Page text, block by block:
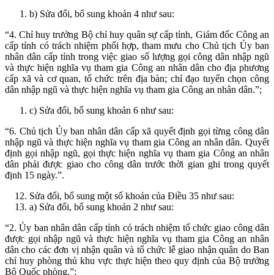
b) Sửa đổi, bổ sung khoản 4 như sau:
“4. Chỉ huy trưởng Bộ chỉ huy quân sự cấp tỉnh, Giám đốc Công an
cấp tỉnh có trách nhiệm phối hợp, tham mưu cho Chủ tịch Ủy ban
nhân dân cấp tỉnh trong việc giao số lượng gọi công dân nhập ngũ
và thực hiện nghĩa vụ tham gia Công an nhân dân cho địa phương
cấp xã và cơ quan, tổ chức trên địa bàn; chỉ đạo tuyển chọn công
dân nhập ngũ và thực hiện nghĩa vụ tham gia Công an nhân dân.”;
c) Sửa đổi, bổ sung khoản 6 như sau:
“6. Chủ tịch Ủy ban nhân dân cấp xã quyết định gọi từng công dân
nhập ngũ và thực hiện nghĩa vụ tham gia Công an nhân dân. Quyết
định gọi nhập ngũ, gọi thực hiện nghĩa vụ tham gia Công an nhân
dân phải được giao cho công dân trước thời gian ghi trong quyết
định 15 ngày.”.
Sửa đổi, bổ sung một số khoản của Điều 35 như sau:
a) Sửa đổi, bổ sung khoản 2 như sau:
“2. Ủy ban nhân dân cấp tỉnh có trách nhiệm tổ chức giao công dân
được gọi nhập ngũ và thực hiện nghĩa vụ tham gia Công an nhân
dân cho các đơn vị nhận quân và tổ chức lễ giao nhận quân do Ban
chỉ huy phòng thủ khu vực thực hiện theo quy định của Bộ trưởng
Bộ Quốc phòng.”;